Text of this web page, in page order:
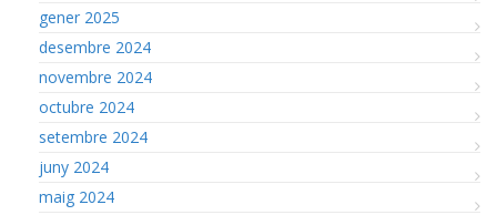
gener 2025
desembre 2024
novembre 2024
octubre 2024
setembre 2024
juny 2024
maig 2024